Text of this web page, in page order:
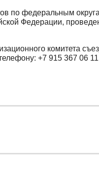
по федеральным
Федерации,
комитета
+7 915 367 06